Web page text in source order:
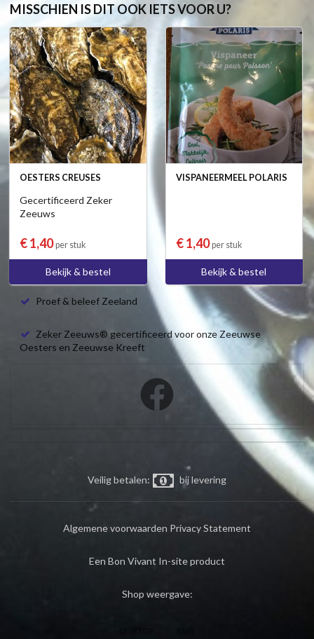
MISSCHIEN IS DIT OOK IETS VOOR U?
OESTERS CREUSES
Gecertificeerd Zeker
Zeeuws
€ 1,40per stuk
Bekijk & bestel
VISPANEERMEEL POLARIS
€ 1,40per stuk
Bekijk & bestel
Proef & beleef Zeeland
Zeker Zeeuws® gecertificeerd voor onze Zeeuwse
Oesters en Zeeuwse Kreeft
Veilig betalen: bij levering
Algemene voorwaarden Privacy Statement
Een Bon Vivant In-site product
Shop weergave: